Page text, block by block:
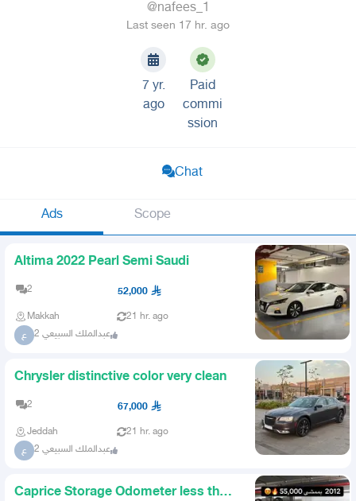
@nafees_1
Last seen 17 hr. ago
7 yr.
ago
Paid
commi
ssion
Chat
Ads Scope
Altima 2022 Pearl Semi Saudi
2 52,000
Makkah 21 hr. ago
ع عبدالملك السبيعي 2
Chrysler distinctive color very clean
2 67,000
Jeddah 21 hr. ago
ع عبدالملك السبيعي 2
Caprice Storage Odometer less than